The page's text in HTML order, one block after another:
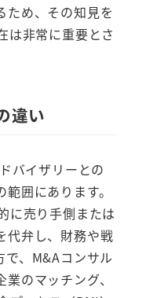
ため、その知見を
は非常に重要とさ
違い
バイザリーとの
囲にあります。
に売り手側または
代弁し、財務や戦
、M&Aコンサル
のマッチング、